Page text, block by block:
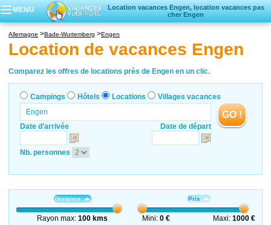
MENU
Location vacances Engen, location vacances pas
cher Engen
Locations vacances
Villages vacances
Allemagne Bade-Wurtemberg Engen
Location de vacances Engen
Comparez les offres de locations près de Engen en un clic.
Campings Hôtels Locations Villages vacances
Date d'arrivée Date de départ
GO !
Nb. personnes
Distance
Rayon max:100 kms
Prix
Mini:0 € Maxi: 1000 €